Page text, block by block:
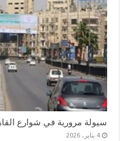
سيولة مرورية في شوارع
4 يناير، 2026